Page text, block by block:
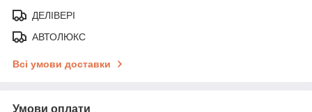
ДЕЛІВЕРІ
АВТОЛЮКС
Всі умови доставки
Умови оплати